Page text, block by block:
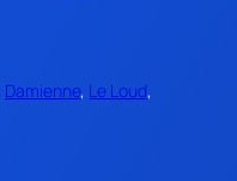
Damienne, Le Loud